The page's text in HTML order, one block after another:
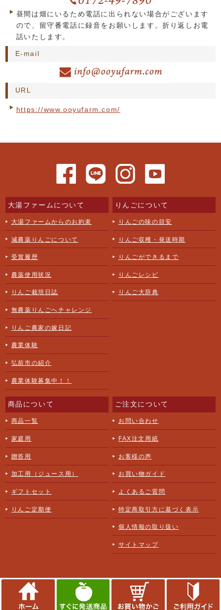
昼間は畑にいるため電話に出られない場合がございます
ので、留守番電話に録音をお願いします。折り返しお電
話いたします。
E-mail
URL
https://www.ooyufarm.com/
大湯ファームについて
大湯ファームからのお約束
減農薬りんごについて
受賞履歴
農薬使用状況
りんご栽培日誌
無農薬りんごへチャレンジ
りんご農家の嫁日記
農業体験
弘前市の紹介
農業体験募集中！！
りんごについて
りんごの味の目安
りんご収穫・発送時期
りんごができるまで
りんごレシピ
りんご大辞典
商品について
商品一覧
家庭用
贈答用
加工用（ジュース用）
ギフトセット
りんご定期便
ご注文について
お問い合わせ
FAX注文用紙
お客様の声
お買い物ガイド
よくあるご質問
特定商取引方に基づく表示
個人情報の取り扱い
サイトマップ
Copyright ©大湯ファームAll Rights Reserved.